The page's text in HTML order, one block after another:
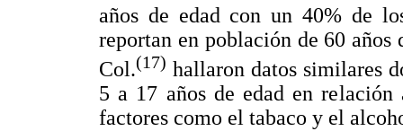
años de edad con un 40% de
reportan en población de 60
Col.(17) hallaron datos similares
5 a 17 años de edad en
factores como el tabaco y el